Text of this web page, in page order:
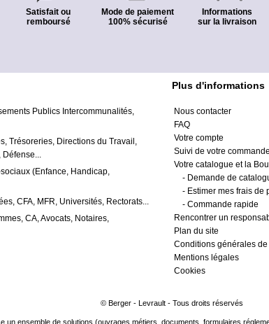
Satisfait ou
remboursé
Mode de paiement
100% sécurisé
Informations
sur la livraison
Publics Intercommunalités,
Trésoreries, Directions du Travail,
Défense...
(Enfance, Handicap,
CFA, MFR, Universités, Rectorats...
CA, Avocats, Notaires,
Plus d'informations
Nous contacter
FAQ
Votre compte
Suivi de votre commande
Votre catalogue et la
- Demande de
- Estimer mes frais de
- Commande rapide
Rencontrer un
Plan du site
Conditions générales de
Mentions légales
Cookies
© Berger - Levrault - Tous droits réservés
un ensemble de solutions (ouvrages métiers, documents, formulaires